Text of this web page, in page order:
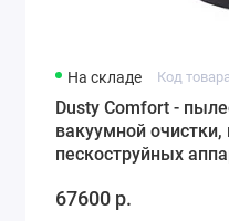
На складе Код
Dusty Comfort -
вакуумной очистки,
пескоструйных
67600 р.